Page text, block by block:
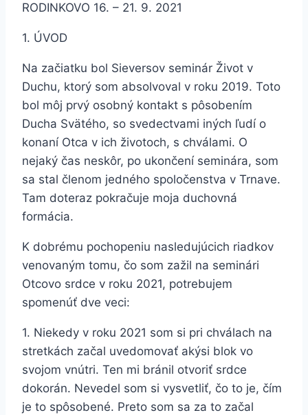
RODINKOVO 16. – 21. 9. 2021
1. ÚVOD
Na začiatku bol Sieversov seminár Život v
Duchu, ktorý som absolvoval v roku 2019. Toto
bol môj prvý osobný kontakt s pôsobením
Ducha Svätého, so svedectvami iných ľudí o
konaní Otca v ich životoch, s chválami. O
nejaký čas neskôr, po ukončení seminára, som
sa stal členom jedného spoločenstva v Trnave.
Tam doteraz pokračuje moja duchovná
formácia.
K dobrému pochopeniu nasledujúcich riadkov
venovaným tomu, čo som zažil na seminári
Otcovo srdce v roku 2021, potrebujem
spomenúť dve veci:
1. Niekedy v roku 2021 som si pri chválach na
stretkách začal uvedomovať akýsi blok vo
svojom vnútri. Ten mi bránil otvoriť srdce
dokorán. Nevedel som si vysvetliť, čo to je, čím
je to spôsobené. Preto som sa za to začal